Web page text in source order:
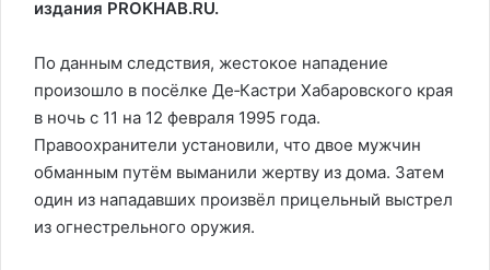
издания PROKHAB.RU.
По данным следствия, жестокое нападение
произошло в посёлке Де‑Кастри Хабаровского края
в ночь с 11 на 12 февраля 1995 года.
Правоохранители установили, что двое мужчин
обманным путём выманили жертву из дома. Затем
один из нападавших произвёл прицельный выстрел
из огнестрельного оружия.